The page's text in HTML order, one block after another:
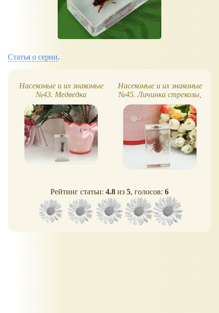
Статья о серии.
Насекомые и их знакомые
№43. Медведка
Насекомые и их знакомые
№45. Личинка стрекозы,
обзор
Рейтинг статьи: 4.8 из 5, голосов: 6